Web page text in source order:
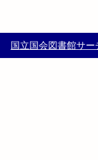
国立国会図書館サー